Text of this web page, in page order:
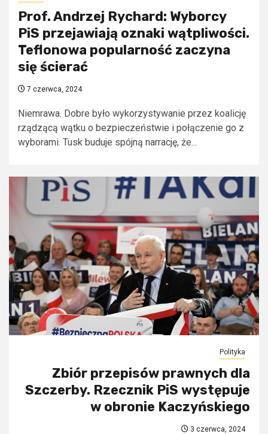
Prof. Andrzej Rychard: Wyborcy
PiS przejawiają oznaki wątpliwości.
Teflonowa popularność zaczyna
się ścierać
7 czerwca, 2024
Niemrawa. Dobre było wykorzystywanie przez koalicję
rządzącą wątku o bezpieczeństwie i połączenie go z
wyborami. Tusk buduje spójną narrację, że...
Polityka
Zbiór przepisów prawnych dla
Szczerby. Rzecznik PiS występuje
w obronie Kaczyńskiego
3 czerwca, 2024